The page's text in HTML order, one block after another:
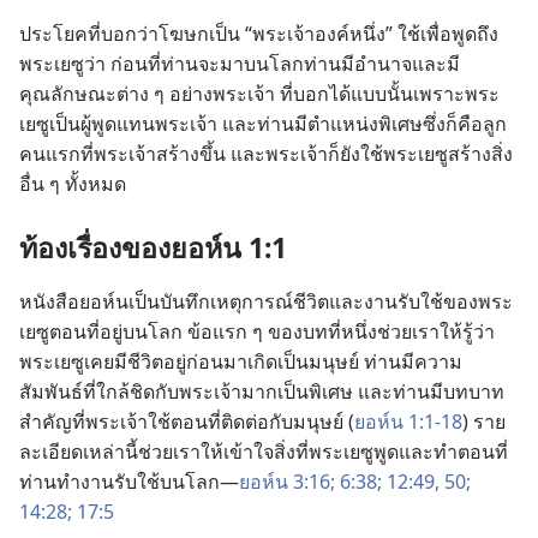
ประโยค​ที่​บอก​ว่า​โฆษก​เป็น “พระเจ้า​องค์​หนึ่ง” ใช้​เพื่อ​พูด​ถึง​
พระ​เยซู​ว่า ก่อน​ที่​ท่าน​จะ​มา​บน​โลก​ท่าน​มี​อำนาจ​และ​มี​
คุณลักษณะ​ต่าง​ ๆ ​อย่าง​พระเจ้า ที่​บอก​ได้​แบบ​นั้น​เพราะ​พระ​
เยซู​เป็น​ผู้​พูด​แทน​พระเจ้า และ​ท่าน​มี​ตำแหน่ง​พิเศษ​ซึ่ง​ก็​คือ​ลูก​
คน​แรก​ที่​พระเจ้า​สร้าง​ขึ้น และ​พระเจ้า​ก็​ยัง​ใช้​พระ​เยซู​สร้าง​สิ่ง​
อื่น​ ๆ ​ทั้ง​หมด
ท้อง​เรื่อง​ของ​ยอห์น 1:1
หนังสือ​ยอห์น​เป็น​บันทึก​เหตุ​การณ์​ชีวิต​และ​งาน​รับใช้​ของ​พระ​
เยซู​ตอน​ที่​อยู่​บน​โลก ข้อ​แรก​ ๆ ​ของ​บท​ที่​หนึ่ง​ช่วย​เรา​ให้​รู้​ว่า​
พระ​เยซู​เคย​มี​ชีวิต​อยู่​ก่อน​มา​เกิด​เป็น​มนุษย์ ท่าน​มี​ความ​
สัมพันธ์​ที่​ใกล้​ชิด​กับ​พระเจ้า​มาก​เป็น​พิเศษ และ​ท่าน​มี​บทบาท​
สำคัญ​ที่​พระเจ้า​ใช้​ตอน​ที่​ติด​ต่อ​กับ​มนุษย์ (ยอห์น 1:1-18) ราย​
ละเอียด​เหล่า​นี้​ช่วย​เรา​ให้​เข้าใจ​สิ่ง​ที่​พระ​เยซู​พูด​และ​ทำ​ตอน​ที่​
ท่าน​ทำ​งาน​รับใช้​บน​โลก—ยอห์น 3:16; 6:38; 12:49, 50;
14:28; 17:5